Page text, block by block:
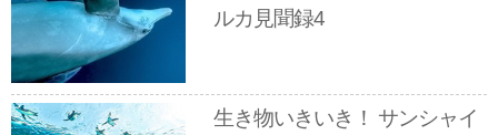
ルカ見聞録4
生き物いきいき！ サンシャイ